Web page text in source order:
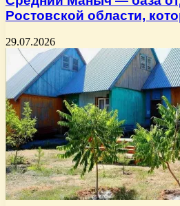
Ростовской области,
29.07.2026